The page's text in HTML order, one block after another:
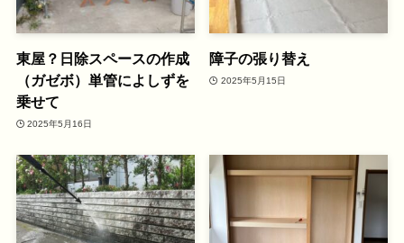
東屋？日除スペースの作成
（ガゼボ）単管によしずを
乗せて
2025年5月16日
障子の張り替え
2025年5月15日